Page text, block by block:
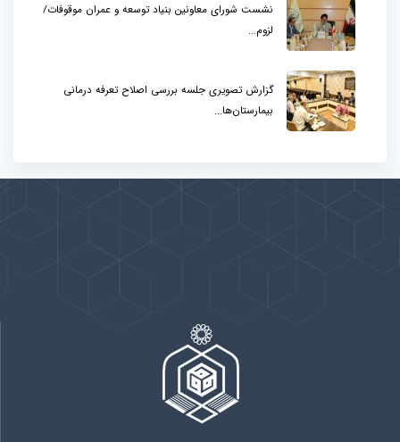
نشست شورای معاونین بنیاد توسعه و عمران موقوفات/
لزوم...
گزارش تصویری جلسه بررسی اصلاح تعرفه درمانی
بیمارستان‌ها...